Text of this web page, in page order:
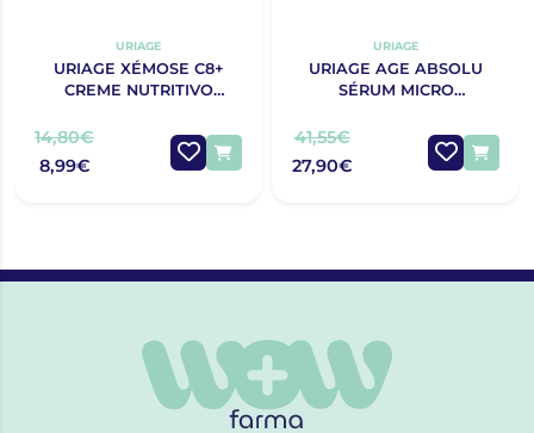
URIAGE
URIAGE XÉMOSE C8+
CREME NUTRITIVO
14,80€
8,99€
URIAGE
URIAGE AGE ABSOLU
SÉRUM MICRO
41,55€
27,90€